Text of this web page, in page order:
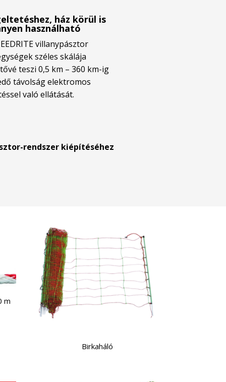
ház körül is
használható
villanypásztor
széles skálája
teszi 0,5 km – 360 km-ig
távolság elektromos
való ellátását.
rendszer kiépítéséhez
m
Birkaháló